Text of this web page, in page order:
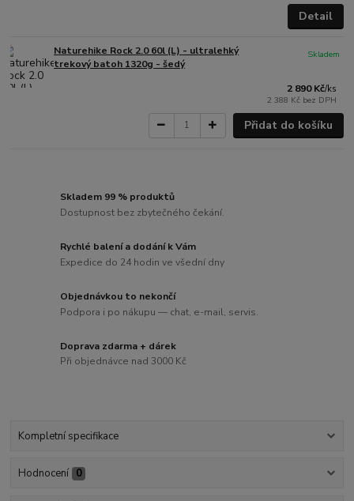
Detail
Naturehike Rock 2.0 60l (L) - ultralehký
trekový batoh 1320g - šedý
2 890 Kč/ks
2 388 Kč bez DPH
Skladem
Přidat do košíku
Skladem 99 % produktů
Dostupnost bez zbytečného čekání.
Rychlé balení a dodání k Vám
Expedice do 24 hodin ve všední dny
Objednávkou to nekončí
Podpora i po nákupu — chat, e-mail, servis.
Doprava zdarma + dárek
Při objednávce nad 3000 Kč
Kompletní specifikace
Hodnocení 0